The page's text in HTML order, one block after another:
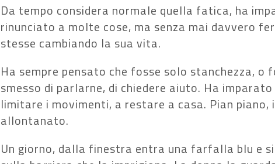
Da tempo considera normale quella fatica, ha
rinunciato a molte cose, ma senza mai davvero
stesse cambiando la sua vita.
Ha sempre pensato che fosse solo stanchezza, o
smesso di parlarne, di chiedere aiuto. Ha
limitare i movimenti, a restare a casa. Pian piano,
allontanato.
Un giorno, dalla finestra entra una farfalla blu e